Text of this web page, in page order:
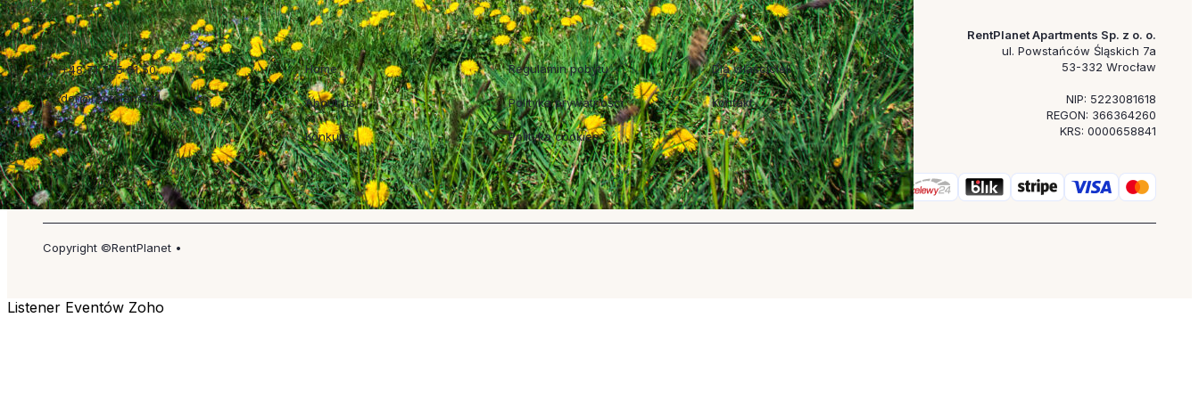
+48 71 755 01 50
dor@rentplanet.pl
Szybkie linki
Home
About us
Konkurs
Regulaminy
Regulamin pobytu
Polityka prywatności
Polityka cookies
Współpraca
Dla właścicieli
Kontakt
RentPlanet Apartments Sp. z o. o.
ul. Powstańców Śląskich 7a
53-332 Wrocław
NIP: 5223081618
REGON: 366364260
KRS: 0000658841
Copyright ©RentPlanet •
Listener Eventów Zoho